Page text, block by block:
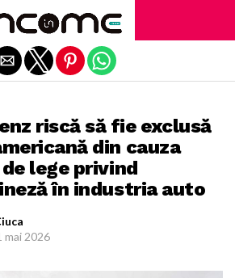
riscă să fie exclusă
din cauza
lege privind
în industria auto
mai 2026
mobile version